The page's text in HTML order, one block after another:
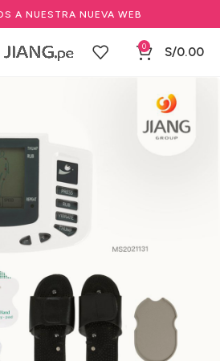
A NUESTRA NUEVA WEB
0 S/0.00
Equipos Masajeadores